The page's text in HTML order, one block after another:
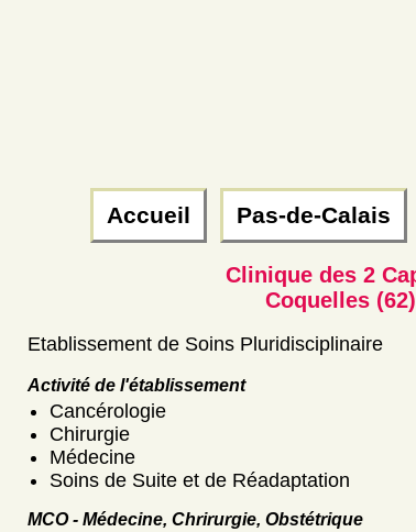
Accueil Pas-de-Calais
Clinique des 2
Coquelles (62)
Etablissement de Soins Pluridisciplinaire
Activité de l'établissement
Cancérologie
Chirurgie
Médecine
Soins de Suite et de Réadaptation
MCO - Médecine, Chrirurgie, Obstétrique